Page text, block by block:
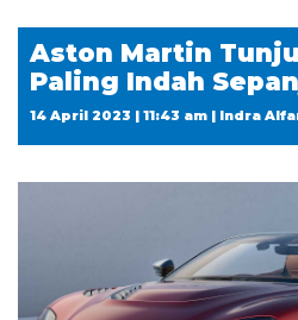
Aston Martin
Paling Indah
14 April 2023 | 11:43 am | Indra